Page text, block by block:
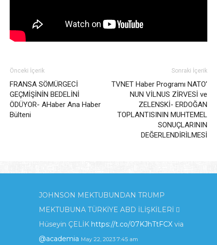
Önceki İçerik
FRANSA SÖMÜRGECİ
GEÇMİŞİNİN BEDELİNİ
ÖDÜYOR- AHaber Ana Haber
Bülteni
Sonraki İçerik
TVNET Haber Programı NATO’
NUN VİLNUS ZİRVESİ ve
ZELENSKİ- ERDOĞAN
TOPLANTISININ MUHTEMEL
SONUÇLARININ
DEĞERLENDİRİLMESİ
JOHNSON MEKTUBUNDAN TRUMP
MEKTUBUNA TÜRKİYE ABD İLİŞKİLERİ 
Hüseyin ÇELİK https://t.co/07KJhTtFCX via
@academia May 22, 2023 7:45 am